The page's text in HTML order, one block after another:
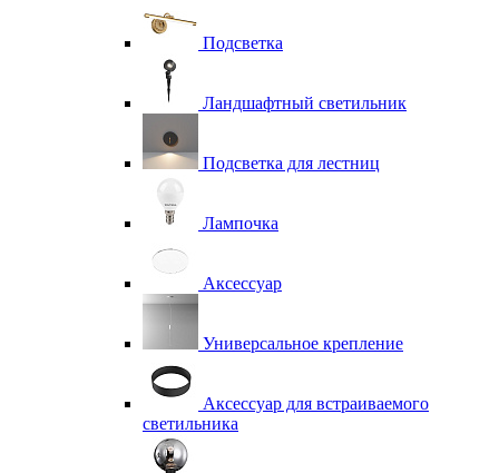
Подсветка
Ландшафтный светильник
Подсветка для лестниц
Лампочка
Аксессуар
Универсальное крепление
Аксессуар для встраиваемого
светильника